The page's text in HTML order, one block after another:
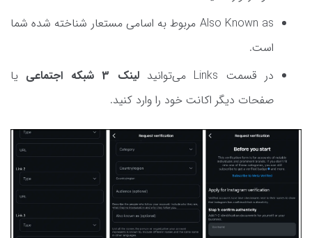
Also Known as مربوط به اسامی مستعار شناخته شده شما
است.
در قسمت Links می‌توانید
لینک 3 شبکه اجتماعی
یا
صفحات دیگر اکانت خود را وارد کنید.